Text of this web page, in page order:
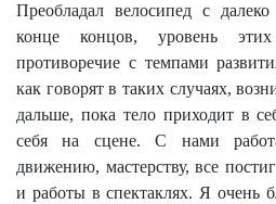
Преобладал велосипед с
конце концов, уровень
противоречие с темпами
как говорят в таких случаях,
дальше, пока тело приходит в
себя на сцене. С нами
движению, мастерству, все
и работы в спектаклях. Я очень